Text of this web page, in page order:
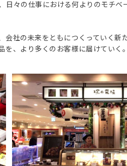
日々の仕事における何よりのモチベ
社の未来をともにつくっていく新
を、より多くのお客様に届けていく